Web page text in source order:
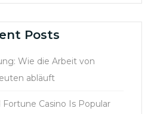
Posts
Wie die Arbeit von
abläuft
Casino Is Popular